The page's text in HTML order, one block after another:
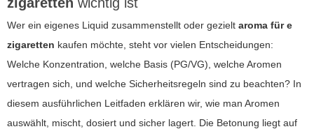
zigaretten wichtig ist
Wer ein eigenes Liquid zusammenstellt oder gezielt aroma für e
zigaretten kaufen möchte, steht vor vielen Entscheidungen:
Welche Konzentration, welche Basis (PG/VG), welche Aromen
vertragen sich, und welche Sicherheitsregeln sind zu beachten? In
diesem ausführlichen Leitfaden erklären wir, wie man Aromen
auswählt, mischt, dosiert und sicher lagert. Die Betonung liegt auf